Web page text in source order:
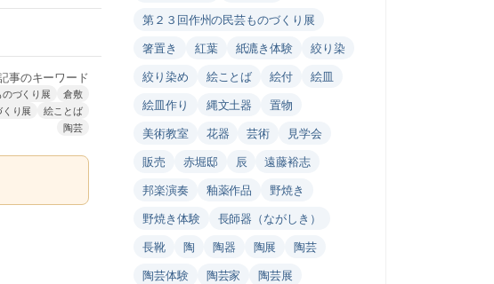
事のキーワード
づくり展
倉敷
り展
絵ことば
陶芸
第２３回作州の民芸ものづくり展
箸置き
紅葉 紙漉き体験
絞り染
絞り染め
絵ことば 絵付
絵皿
絵皿作り
縄文土器
置物
美術教室
花器 芸術
見学会
販売
赤堀邸 辰
遠藤裕志
邦楽演奏
釉薬作品
野焼き
野焼き体験
長師器（ながしき）
長靴
陶 陶器 陶展
陶芸
陶芸体験
陶芸家
陶芸展